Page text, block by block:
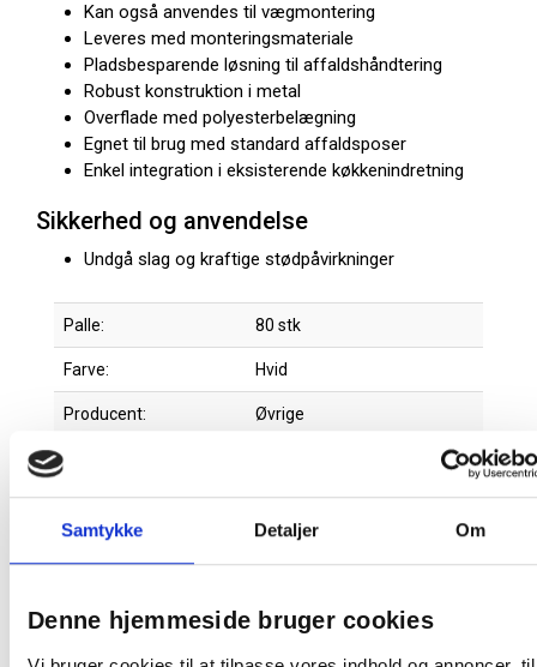
Samtykke Detaljer Om
Denne hjemmeside bruger cookies
Kan også anvendes til vægmontering
Leveres med monteringsmateriale
Pladsbesparende løsning til affaldshåndtering
Robust konstruktion i metal
Overflade med polyesterbelægning
Egnet til brug med standard affaldsposer
Enkel integration i eksisterende køkkenindretning
Sikkerhed og anvendelse
Undgå slag og kraftige stødpåvirkninger
Palle: 80 stk
Farve: Hvid
Producent: Øvrige
Relaterede produkter